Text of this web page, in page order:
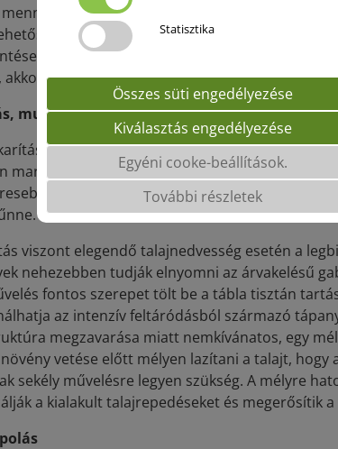
mennyiségű gabonaszalma lebomlása során
és a hatékony köztesnövény-
céljából), érdemes mérlegelni, hogy a
akkor annak finomra aprítása és egyenletes
mulcsművelés vagy direkt vetés?
után közvetlenül elvégzett direkt vetés
maradt nedvességet, és csökkenti a párolgás
ha a köztes növény még azelőtt kikel,
viszont elegendő talajnedvesség esetén a
nehezebben tudják elnyomni az árvakelésű
fontos szerepet tölt be a tábla tisztán
az intenzív feltáródásból származó
megzavarása miatt nemkívánatos, egy
vetése előtt mélyen lazítani a talajt,
sekély művelésre legyen szükség. A mélyre
a kialakult talajrepedéseket és megerősítik
Statisztika
Összes süti engedélyezése
Kiválasztás engedélyezése
Egyéni cooke-beállítások.
További részletek